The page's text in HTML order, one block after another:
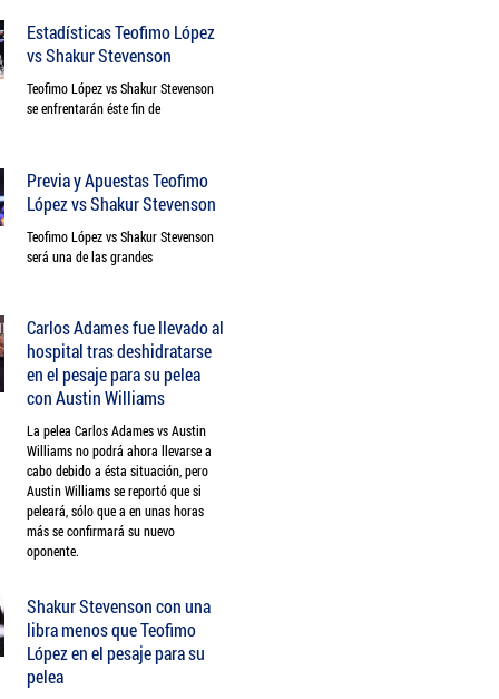
Estadísticas Teofimo López
vs Shakur Stevenson
Teofimo López vs Shakur Stevenson
se enfrentarán éste fin de
Previa y Apuestas Teofimo
López vs Shakur Stevenson
Teofimo López vs Shakur Stevenson
será una de las grandes
Carlos Adames fue llevado al
hospital tras deshidratarse
en el pesaje para su pelea
con Austin Williams
La pelea Carlos Adames vs Austin
Williams no podrá ahora llevarse a
cabo debido a ésta situación, pero
Austin Williams se reportó que si
peleará, sólo que a en unas horas
más se confirmará su nuevo
oponente.
Shakur Stevenson con una
libra menos que Teofimo
López en el pesaje para su
pelea